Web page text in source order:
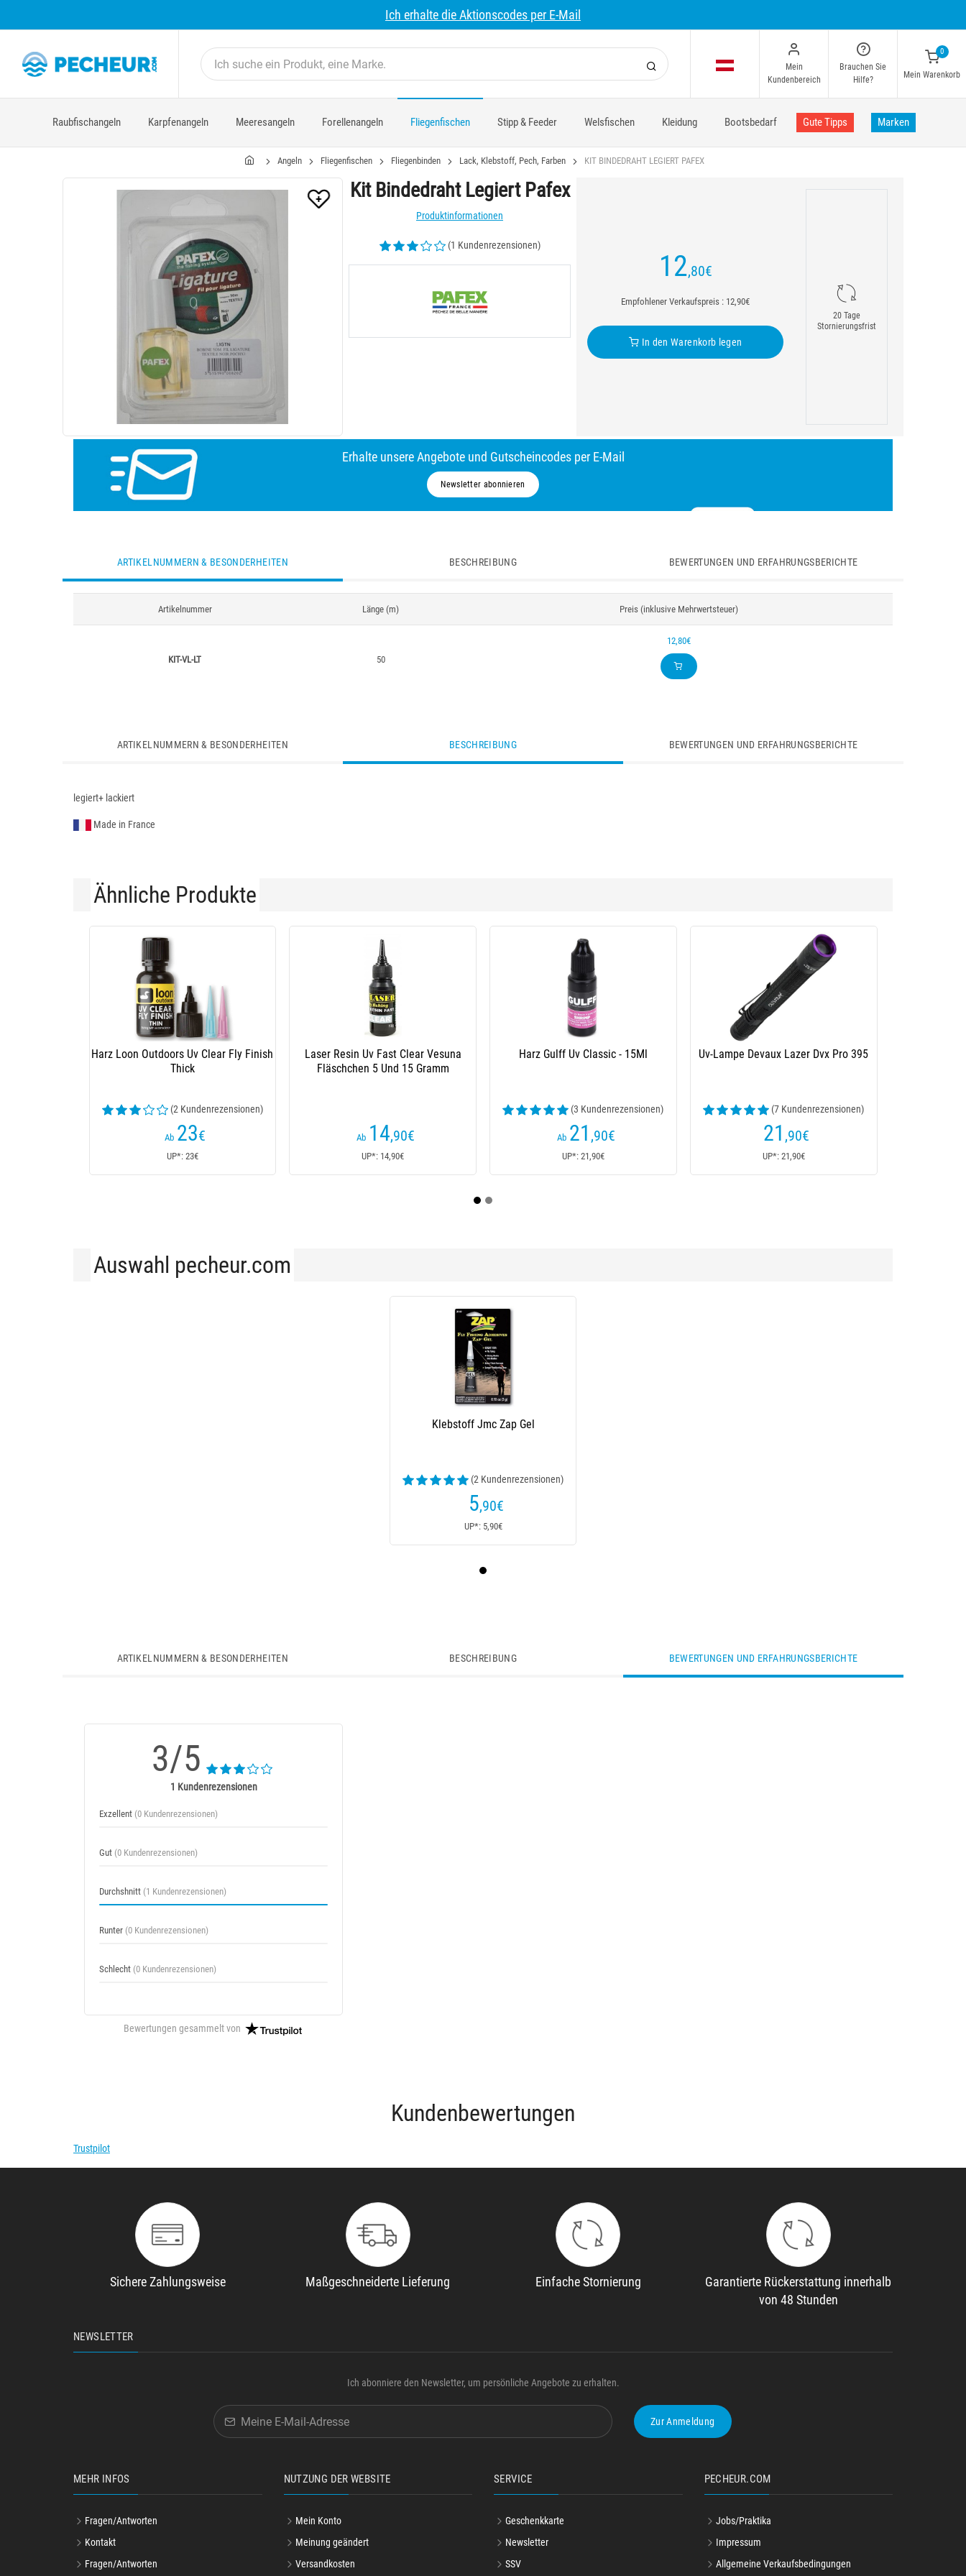
Ich erhalte die Aktionscodes per E-Mail
Mein
Kundenbereich
Brauchen Sie
Hilfe?
0
Mein Warenkorb
Raubfischangeln Karpfenangeln Meeresangeln Forellenangeln Fliegenfischen Stipp & Feeder Welsfischen Kleidung Bootsbedarf Gute Tipps Marken
Angeln Fliegenfischen Fliegenbinden Lack, Klebstoff, Pech, Farben KIT BINDEDRAHT LEGIERT PAFEX
Kit Bindedraht Legiert Pafex
Produktinformationen
(1 Kundenrezensionen)
12,80€
Empfohlener Verkaufspreis : 12,90€
In den Warenkorb legen
20 Tage
Stornierungsfrist
Erhalte unsere Angebote und Gutscheincodes per E-Mail
Newsletter abonnieren
ARTIKELNUMMERN & BESONDERHEITEN BESCHREIBUNG BEWERTUNGEN UND ERFAHRUNGSBERICHTE
Artikelnummer Länge (m) Preis (inklusive Mehrwertsteuer)
KIT-VL-LT 50
12,80€
ARTIKELNUMMERN & BESONDERHEITEN BESCHREIBUNG BEWERTUNGEN UND ERFAHRUNGSBERICHTE
legiert+ lackiert
Made in France
Ähnliche Produkte
Harz Loon Outdoors Uv Clear Fly Finish
Thick
(2 Kundenrezensionen)
Ab 23€
UP*: 23€
Laser Resin Uv Fast Clear Vesuna
Fläschchen 5 Und 15 Gramm
Ab 14,90€
UP*: 14,90€
Harz Gulff Uv Classic - 15Ml
(3 Kundenrezensionen)
Ab 21 ,90€
UP*: 21,90€
Uv-Lampe Devaux Lazer Dvx Pro 395
(7 Kundenrezensionen)
21 ,90€
UP*: 21,90€
Auswahl pecheur.com
Klebstoff Jmc Zap Gel
(2 Kundenrezensionen)
5,90€
UP*: 5,90€
ARTIKELNUMMERN & BESONDERHEITEN BESCHREIBUNG BEWERTUNGEN UND ERFAHRUNGSBERICHTE
3/5
1 Kundenrezensionen
Exzellent (0 Kundenrezensionen)
Gut (0 Kundenrezensionen)
Durchshnitt (1 Kundenrezensionen)
Runter (0 Kundenrezensionen)
Schlecht (0 Kundenrezensionen)
Bewertungen gesammelt von
Kundenbewertungen
Trustpilot
Sichere Zahlungsweise Maßgeschneiderte Lieferung Einfache Stornierung
Garantierte Rückerstattung innerhalb
von 48 Stunden
NEWSLETTER
Ich abonniere den Newsletter, um persönliche Angebote zu erhalten.
Zur Anmeldung
MEHR INFOS
Fragen/Antworten
Kontakt
Fragen/Antworten
NUTZUNG DER WEBSITE
Mein Konto
Meinung geändert
Versandkosten
SERVICE
Geschenkkarte
Newsletter
SSV
PECHEUR.COM
Jobs/Praktika
Impressum
Allgemeine Verkaufsbedingungen